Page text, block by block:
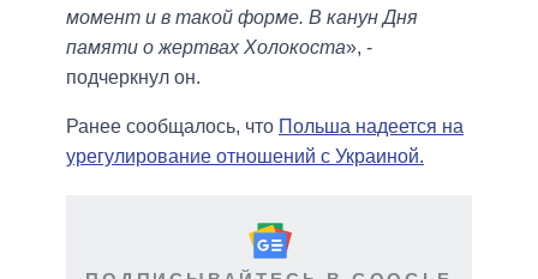
момент и в такой форме. В канун Дня
памяти о жертвах Холокоста», -
подчеркнул он.
Ранее сообщалось, что Польша надеется на
урегулирование отношений с Украиной.